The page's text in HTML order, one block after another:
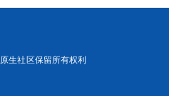
生社区保留所有权利